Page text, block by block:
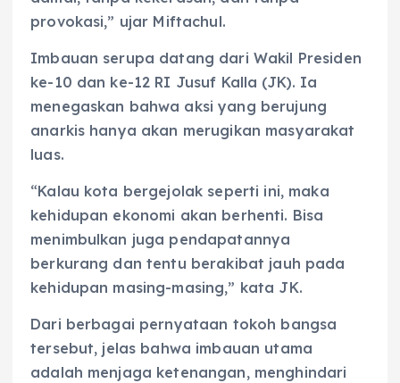
provokasi,” ujar Miftachul.
Imbauan serupa datang dari Wakil Presiden
ke-10 dan ke-12 RI Jusuf Kalla (JK). Ia
menegaskan bahwa aksi yang berujung
anarkis hanya akan merugikan masyarakat
luas.
“Kalau kota bergejolak seperti ini, maka
kehidupan ekonomi akan berhenti. Bisa
menimbulkan juga pendapatannya
berkurang dan tentu berakibat jauh pada
kehidupan masing-masing,” kata JK.
Dari berbagai pernyataan tokoh bangsa
tersebut, jelas bahwa imbauan utama
adalah menjaga ketenangan, menghindari